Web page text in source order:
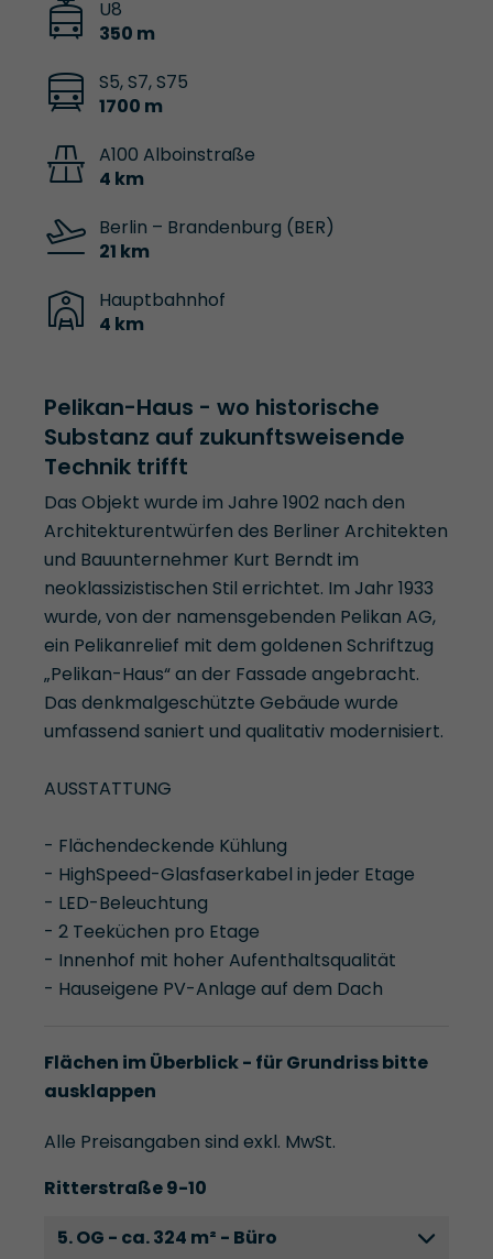
U8
350 m
S5, S7, S75
1700 m
A100 Alboinstraße
4 km
Berlin – Brandenburg (BER)
21 km
Hauptbahnhof
4 km
Pelikan-Haus - wo historische
Substanz auf zukunftsweisende
Technik trifft
Das Objekt wurde im Jahre 1902 nach den
Architekturentwürfen des Berliner Architekten
und Bauunternehmer Kurt Berndt im
neoklassizistischen Stil errichtet. Im Jahr 1933
wurde, von der namensgebenden Pelikan AG,
ein Pelikanrelief mit dem goldenen Schriftzug
„Pelikan-Haus“ an der Fassade angebracht.
Das denkmalgeschützte Gebäude wurde
umfassend saniert und qualitativ modernisiert.
AUSSTATTUNG
- Flächendeckende Kühlung
- HighSpeed-Glasfaserkabel in jeder Etage
- LED-Beleuchtung
- 2 Teeküchen pro Etage
- Innenhof mit hoher Aufenthaltsqualität
- Hauseigene PV-Anlage auf dem Dach
Flächen im Überblick - für Grundriss bitte
ausklappen
Alle Preisangaben sind exkl. MwSt.
Ritterstraße 9-10
5. OG - ca. 324 m² - Büro